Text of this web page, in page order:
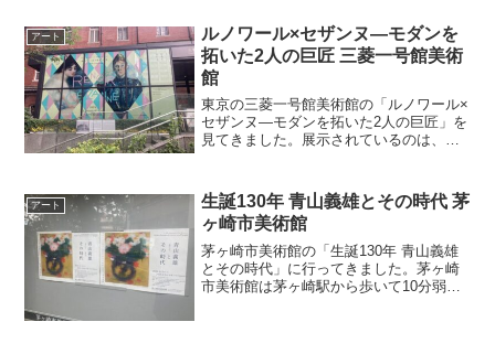
アート
ルノワール×セザンヌ―モダンを
拓いた2人の巨匠 三菱一号館美術
館
東京の三菱一号館美術館の「ルノワール×
セザンヌ―モダンを拓いた2人の巨匠」を
見てきました。展示されているのは、フ
す。出品数が約50点とのことでしたが、
美術館が広いこともあ...
アート
生誕130年 青山義雄とその時代 茅
ヶ崎市美術館
茅ヶ崎市美術館の「生誕130年 青山義雄
とその時代」に行ってきました。茅ヶ崎
市美術館は茅ヶ崎駅から歩いて10分弱の